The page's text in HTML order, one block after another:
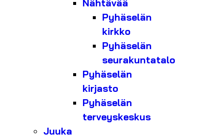
Nähtävää
Pyhäselän
kirkko
Pyhäselän
seurakuntatalo
Pyhäselän
kirjasto
Pyhäselän
terveyskeskus
Juuka